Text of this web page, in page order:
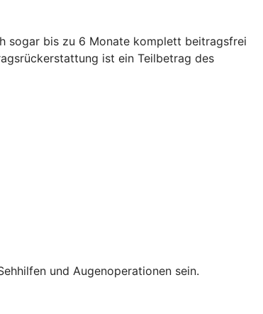
sogar bis zu 6 Monate komplett beitragsfrei
ist ein Teilbetrag des
und Augenoperationen sein.